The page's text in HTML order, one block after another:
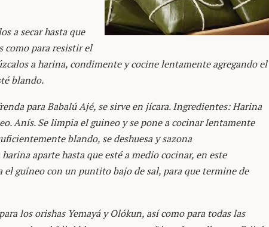
a secar hasta que
como para resistir el
a harina, condimente y cocine lentamente agregando el
blando.
para Babalú Ajé, se sirve en jícara. Ingredientes: Harina
Anís. Se limpia el guineo y se pone a cocinar lentamente
blando, se deshuesa y sazona
aparte hasta que esté a medio cocinar, en este
el guineo con un puntito bajo de sal, para que termine de
los orishas Yemayá y Olókun, así como para todas las